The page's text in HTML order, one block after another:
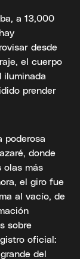
a 13,000
desde
el cuerpo
iluminada
prender
poderosa
donde
olas más
el giro fue
al vacío, de
sobre
oficial:
del